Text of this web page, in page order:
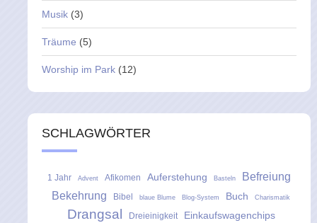
Musik (3)
Träume (5)
Worship im Park (12)
SCHLAGWÖRTER
1 Jahr Advent Afikomen Auferstehung Basteln
Befreiung
Bekehrung
Bibel blaue Blume Blog-System Buch Charismatik
Drangsal Dreieinigkeit Einkaufswagenchips